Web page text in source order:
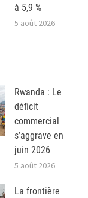
à 5,9 %
5 août 2026
Rwanda : Le
déficit
commercial
s’aggrave en
juin 2026
5 août 2026
La frontière